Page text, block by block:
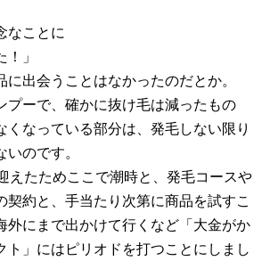
なことに
！」
に出会うことはなかったのだとか。
プーで、確かに抜け毛は減ったもの
くなっている部分は、発毛しない限り
のです。
えたためここで潮時と、発毛コースや
契約と、手当たり次第に商品を試すこ
外にまで出かけて行くなど「大金がか
ト」にはピリオドを打つことにしまし